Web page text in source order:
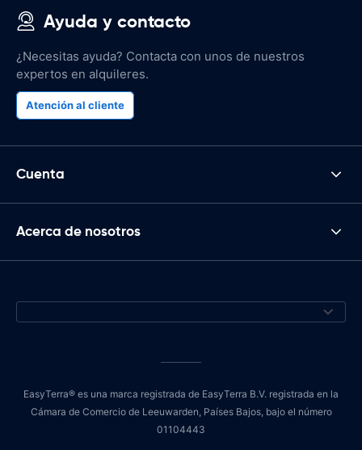
Ayuda y contacto
¿Necesitas ayuda? Contacta con unos de nuestros
expertos en alquileres.
Atención al cliente
Cuenta
Acerca de nosotros
EasyTerra® es una marca registrada de EasyTerra B.V. registrada en la
Cámara de Comercio de Leeuwarden, Países Bajos, bajo el número
01104443